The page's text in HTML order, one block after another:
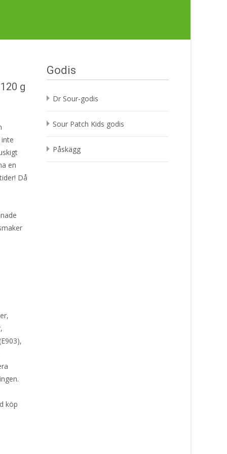
g
en
Då
köp
Godis
Dr Sour-godis
Sour Patch Kids godis
Påskägg